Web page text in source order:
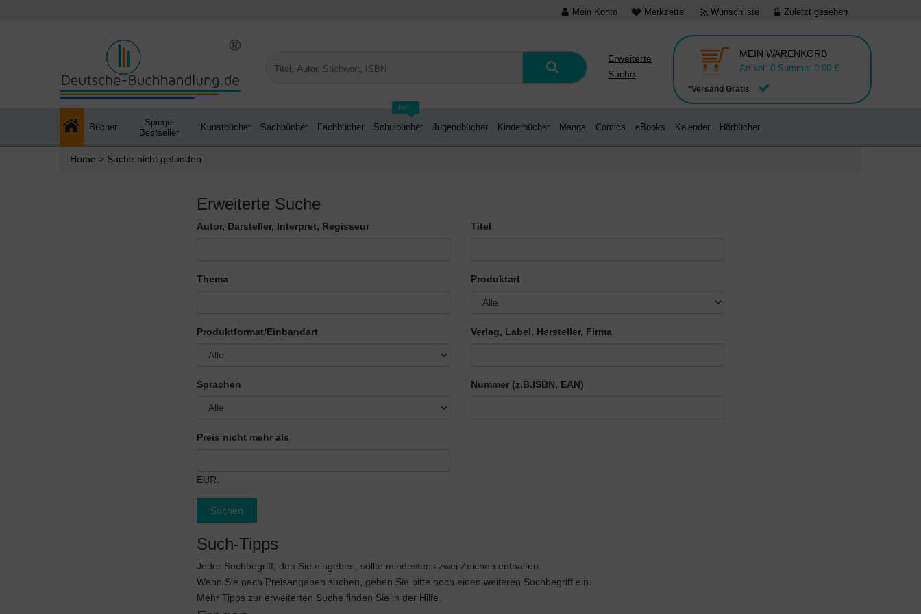
Mein Konto Merkzettel Wunschliste Zuletzt gesehen
Erweiterte
Suche
*Versand Gratis
MEIN WARENKORB
Artikel: 0 Summe: 0,00 €
Bücher
Spiegel
Bestseller
Kunstbücher Sachbücher Fachbücher
Neu
Schulbücher Jugendbücher Kinderbücher Manga Comics eBooks Kalender Hörbücher
Home > Suche nicht gefunden
Erweiterte Suche
Autor, Darsteller, Interpret, Regisseur Titel
Thema Produktart
Produktformat/Einbandart Verlag, Label, Hersteller, Firma
Sprachen Nummer (z.B.ISBN, EAN)
Preis nicht mehr als
EUR.
Suchen
Such-Tipps
Jeder Suchbegriff, den Sie eingeben, sollte mindestens zwei Zeichen enthalten.
Wenn Sie nach Preisangaben suchen, geben Sie bitte noch einen weiteren Suchbegriff ein.
Mehr Tipps zur erweiterten Suche finden Sie in der Hilfe